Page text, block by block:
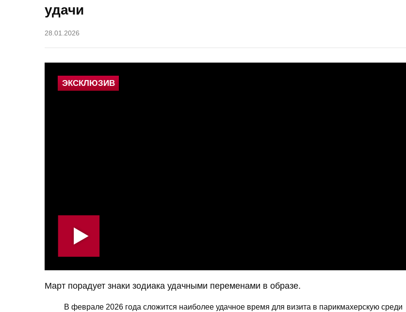
удачи
28.01.2026
Март порадует знаки зодиака удачными переменами в образе.
В феврале 2026 года сложится наиболее удачное время для визита в парикмахерскую среди